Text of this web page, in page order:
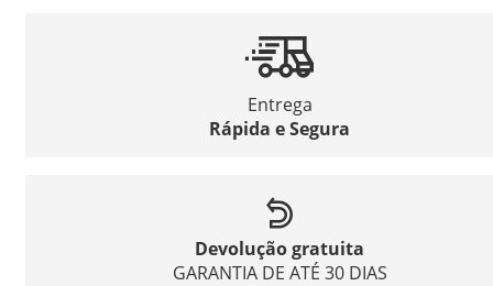
Entrega
Rápida e Segura
Devolução gratuita
GARANTIA DE ATÉ 30 DIAS